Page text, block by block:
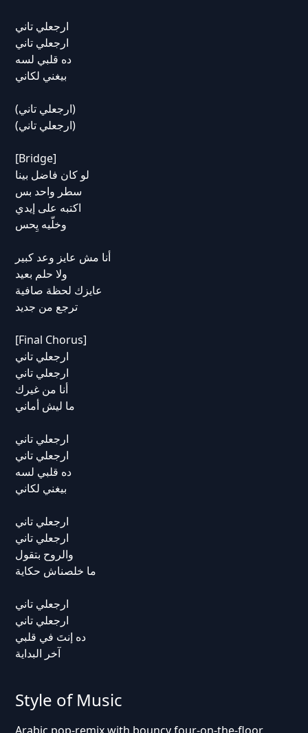
ارجعلي تاني
ارجعلي تاني
ده قلبي لسه
بيغني لكاني
(ارجعلي تاني)
(ارجعلي تاني)
[Bridge]
لو كان فاضل بينا
سطر واحد بس
اكتبه على إيدي
وخلّيه يِحس
أنا مش عايز وعد كبير
ولا حلم بعيد
عايزك لحظة صافية
ترجع من جديد
[Final Chorus]
ارجعلي تاني
ارجعلي تاني
أنا من غيرك
ما ليش أماني
ارجعلي تاني
ارجعلي تاني
ده قلبي لسه
بيغني لكاني
ارجعلي تاني
ارجعلي تاني
والروح بتقول
ما خلصناش حكاية
ارجعلي تاني
ارجعلي تاني
ده إنتَ في قلبي
آخر البداية
Style of Music